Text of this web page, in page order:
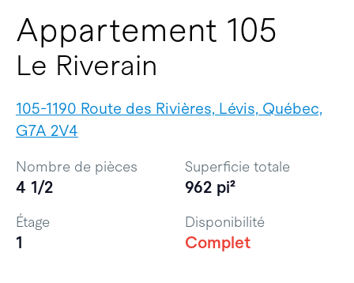
Appartement 105
Le Riverain
105-1190 Route des Rivières, Lévis, Québec,
G7A 2V4
Nombre de pièces
4 1/2
Superficie totale
962 pi²
Étage
1
Disponibilité
Complet